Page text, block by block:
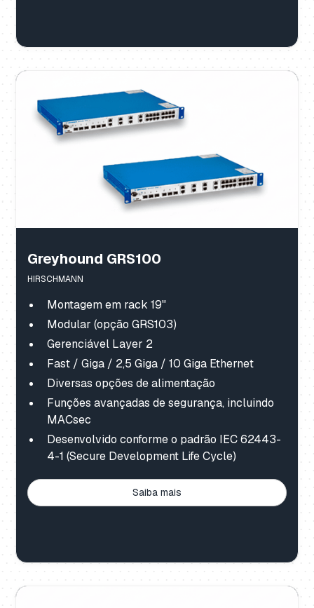
Greyhound GRS100
HIRSCHMANN
Montagem em rack 19"
Modular (opção GRS103)
Gerenciável Layer 2
Fast / Giga / 2,5 Giga / 10 Giga Ethernet
Diversas opções de alimentação
Funções avançadas de segurança, incluindo
MACsec
Desenvolvido conforme o padrão IEC 62443-
4-1 (Secure Development Life Cycle)
Saiba mais